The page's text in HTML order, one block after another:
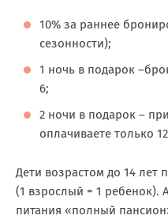
10% за раннее
сезонности);
1 ночь в подарок
6;
2 ночи в подарок –
оплачиваете только
Дети возрастом до 14 лет
(1 взрослый = 1 ребенок).
питания «полный